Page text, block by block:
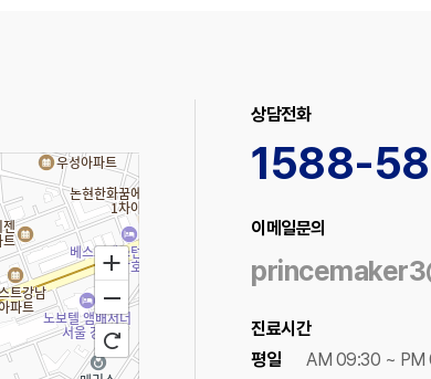
상담전화
1588-
이메일문의
진료시간
평일
AM 09:30 ~ PM